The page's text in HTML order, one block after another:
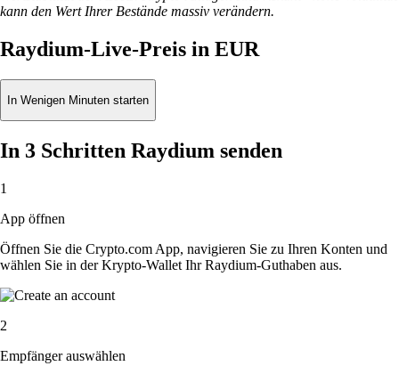
kann den Wert Ihrer Bestände massiv verändern.
Raydium-Live-Preis in EUR
In Wenigen Minuten starten
In 3 Schritten Raydium senden
1
App öffnen
Öffnen Sie die Crypto.com App, navigieren Sie zu Ihren Konten und
wählen Sie in der Krypto-Wallet Ihr Raydium-Guthaben aus.
2
Empfänger auswählen